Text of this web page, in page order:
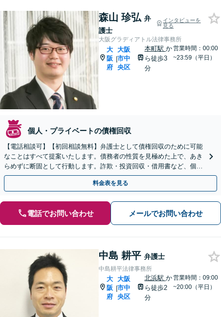
森山 珍弘 弁
護士
インタビューを
見る
大阪グラディアトル法律事務所
大
阪
府
|
大阪
市中
央区
本町駅 か
ら徒歩3
分
営業時間：00:00
~23:59（平日）
個人・プライベートの債権回収
【電話相談可】【初回相談無料】弁護士として債権回収のために可能
なことはすべて提案いたします。債務者の性質を見極めた上で、あき
らめずに断固として行動します。詐欺・投資回収・借用書など、個
人・法人を問わず、まずはお電話ください。
料金表を見る
電話でお問い合わせ メールでお問い合わせ
中島 耕平 弁護士
中島耕平法律事務所
大
阪
府
|
大阪
市中
央区
北浜駅 か
ら徒歩2
分
営業時間：09:00
~20:00（平日）